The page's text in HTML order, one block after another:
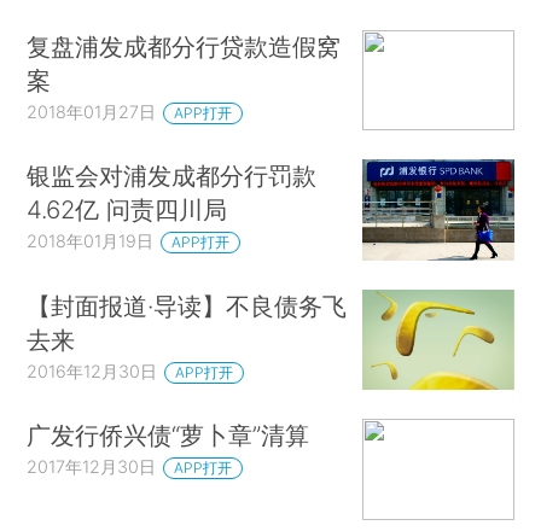
复盘浦发成都分行贷款造假窝
案
2018年01月27日 APP打开
银监会对浦发成都分行罚款
4.62亿 问责四川局
2018年01月19日 APP打开
【封面报道·导读】不良债务飞
去来
2016年12月30日 APP打开
广发行侨兴债“萝卜章”清算
2017年12月30日 APP打开